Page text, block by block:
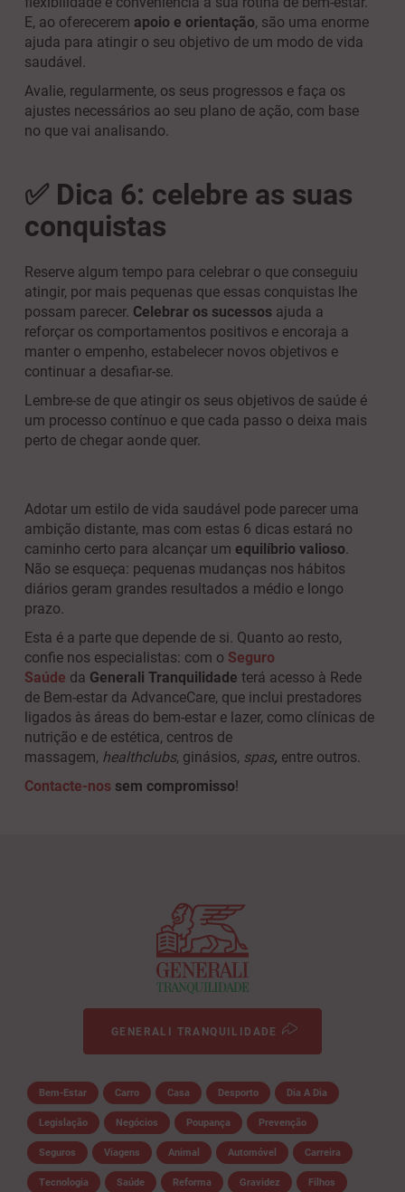
E, ao oferecerem apoio e orientação, são uma enorme
ajuda para atingir o seu objetivo de um modo de vida
saudável.
Avalie, regularmente, os seus progressos e faça os
ajustes necessários ao seu plano de ação, com base
no que vai analisando.
✅ Dica 6: celebre as suas
conquistas
Reserve algum tempo para celebrar o que conseguiu
atingir, por mais pequenas que essas conquistas lhe
possam parecer. Celebrar os sucessos ajuda a
reforçar os comportamentos positivos e encoraja a
manter o empenho, estabelecer novos objetivos e
continuar a desafiar-se.
Lembre-se de que atingir os seus objetivos de saúde é
um processo contínuo e que cada passo o deixa mais
perto de chegar aonde quer.
Adotar um estilo de vida saudável pode parecer uma
ambição distante, mas com estas 6 dicas estará no
caminho certo para alcançar um equilíbrio valioso.
Não se esqueça: pequenas mudanças nos hábitos
diários geram grandes resultados a médio e longo
prazo.
Esta é a parte que depende de si. Quanto ao resto,
confie nos especialistas: com o Seguro
Saúde da Generali Tranquilidade terá acesso à Rede
de Bem-estar da AdvanceCare, que inclui prestadores
ligados às áreas do bem-estar e lazer, como clínicas de
nutrição e de estética, centros de
massagem, healthclubs, ginásios, spas, entre outros.
Contacte-nos sem compromisso!
GENERALI TRANQUILIDADE
Bem-Estar Carro Casa Desporto Dia A Dia
Legislação Negócios Poupança Prevenção
Seguros Viagens Animal Automóvel Carreira
Tecnologia Saúde Reforma Gravidez Filhos